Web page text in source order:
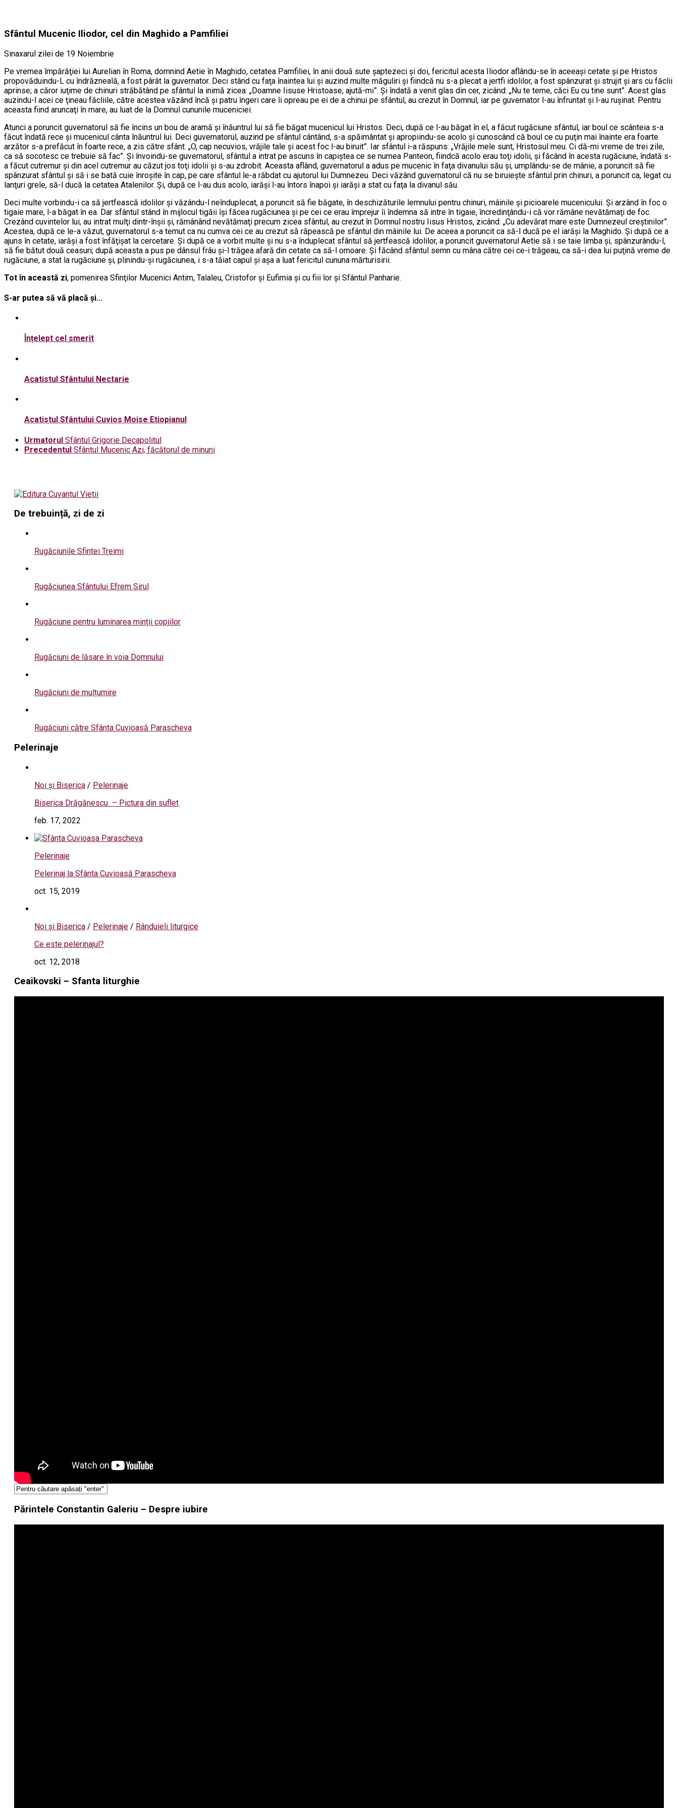
Sfântul Mucenic Iliodor, cel din Maghido a Pamfiliei
Sinaxarul zilei de 19 Noiembrie
Pe vremea împărăţiei lui Aurelian în Roma, domnind Aetie în Maghido, cetatea Pamfiliei, în anii două sute şaptezeci şi doi, fericitul acesta Iliodor aflându-se în aceeaşi cetate şi pe Hristos
propovăduindu-L cu îndrăzneală, a fost pârât la guvernator. Deci stând cu faţa înaintea lui şi auzind multe măguliri şi fiindcă nu s-a plecat a jertfi idolilor, a fost spânzurat şi strujit şi ars cu făclii
aprinse; a căror iuţime de chinuri străbătând pe sfântul la inimă zicea: „Doamne Iisuse Hristoase, ajută-mi”. Şi îndată a venit glas din cer, zicând: „Nu te teme, căci Eu cu tine sunt”. Acest glas
auzindu-l acei ce ţineau făcliile, către acestea văzând încă şi patru îngeri care îi opreau pe ei de a chinui pe sfântul, au crezut în Domnul, iar pe guvernator l-au înfruntat şi l-au ruşinat. Pentru
aceasta fiind aruncaţi în mare, au luat de la Domnul cununile muceniciei.
Atunci a poruncit guvernatorul să fie încins un bou de aramă şi înăuntrul lui să fie băgat mucenicul lui Hristos. Deci, după ce l-au băgat în el, a făcut rugăciune sfântul, iar boul ce scânteia s-a
făcut îndată rece şi mucenicul cânta înăuntrul lui. Deci guvernatorul, auzind pe sfântul cântând, s-a spăimântat şi apropiindu-se acolo şi cunoscând că boul ce cu puţin mai înainte era foarte
arzător s-a prefăcut în foarte rece, a zis către sfânt: „O, cap necuvios, vrăjile tale şi acest foc l-au biruit”. Iar sfântul i-a răspuns: „Vrăjile mele sunt, Hristosul meu. Ci dă-mi vreme de trei zile,
ca să socotesc ce trebuie să fac”. Şi învoindu-se guvernatorul, sfântul a intrat pe ascuns în capiştea ce se numea Panteon, fiindcă acolo erau toţi idolii, şi făcând în acesta rugăciune, îndată s-
a făcut cutremur şi din acel cutremur au căzut jos toţi idolii şi s-au zdrobit. Aceasta aflând, guvernatorul a adus pe mucenic în faţa divanului său şi, umplându-se de mânie, a poruncit să fie
spânzurat sfântul şi să i se bată cuie înroşite în cap, pe care sfântul le-a răbdat cu ajutorul lui Dumnezeu. Deci văzând guvernatorul că nu se biruieşte sfântul prin chinuri, a poruncit ca, legat cu
lanţuri grele, să-l ducă la cetatea Atalenilor. Şi, după ce l-au dus acolo, iarăşi l-au întors înapoi şi iarăşi a stat cu faţa la divanul său.
Deci multe vorbindu-i ca să jertfească idolilor şi văzându-l neînduplecat, a poruncit să fie băgate, în deschizăturile lemnului pentru chinuri, mâinile şi picioarele mucenicului. Şi arzând în foc o
tigaie mare, l-a băgat în ea. Dar sfântul stând în mijlocul tigăii îşi făcea rugăciunea şi pe cei ce erau împrejur îi îndemna să intre în tigaie, încredinţându-i că vor rămâne nevătămaţi de foc.
Crezând cuvintelor lui, au intrat mulţi dintr-înşii şi, rămânând nevătămaţi precum zicea sfântul, au crezut în Domnul nostru Iisus Hristos, zicând: „Cu adevărat mare este Dumnezeul creştinilor”.
Acestea, după ce le-a văzut, guvernatorul s-a temut ca nu cumva cei ce au crezut să răpească pe sfântul din mâinile lui. De aceea a poruncit ca să-l ducă pe el iarăşi la Maghido. Şi după ce a
ajuns în cetate, iarăşi a fost înfăţişat la cercetare. Şi după ce a vorbit multe şi nu s-a înduplecat sfântul să jertfească idolilor, a poruncit guvernatorul Aetie să i se taie limba şi, spânzurându-l,
să fie bătut două ceasuri; după aceasta a pus pe dânsul frâu şi-l trăgea afară din cetate ca să-l omoare. Şi făcând sfântul semn cu mâna către cei ce-i trăgeau, ca să-i dea lui puţină vreme de
rugăciune, a stat la rugăciune şi, plinindu-şi rugăciunea, i s-a tăiat capul şi aşa a luat fericitul cununa mărturisirii.
Tot în această zi, pomenirea Sfinţilor Mucenici Antim, Talaleu, Cristofor şi Eufimia şi cu fiii lor şi Sfântul Panharie.
S-ar putea să vă placă și...
Înțelept cel smerit
Acatistul Sfântului Nectarie
Acatistul Sfântului Cuvios Moise Etiopianul
Urmatorul Sfântul Grigorie Decapolitul
Precedentul Sfântul Mucenic Azi, făcătorul de minuni
De trebuință, zi de zi
Rugăciunile Sfintei Treimi
Rugăciunea Sfântului Efrem Sirul
Rugăciune pentru luminarea minții copiilor
Rugăciuni de lăsare în voia Domnului
Rugăciuni de mulțumire
Rugăciuni către Sfânta Cuvioasă Parascheva
Pelerinaje
Noi și Biserica / Pelerinaje
Biserica Drăgănescu – Pictura din suflet
feb. 17, 2022
Pelerinaje
Pelerinaj la Sfânta Cuvioasă Parascheva
oct. 15, 2019
Noi și Biserica / Pelerinaje / Rânduieli liturgice
Ce este pelerinajul?
oct. 12, 2018
Ceaikovski – Sfanta liturghie
Părintele Constantin Galeriu – Despre iubire